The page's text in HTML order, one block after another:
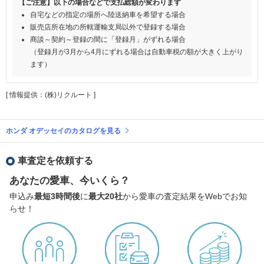
【ご注意】以下の場合などで支払総額が変わります
自宅などの指定の場所へ陸送納車を希望する場合
販売店所在地の所轄運輸支局以外で登録する場合
商談～契約～登録の間に「登録月」がずれる場合
（登録月が3月から4月にずれる場合は自動車税の額が大きく上がり
ます）
[ 情報提供：(株)リクルート ]
ホンダ オデッセイのカタログを見る
車査定を依頼する
あなたの愛車、今いくら？
申込み最短3時間後に最大20社から愛車の査定結果をWebでお知
らせ！